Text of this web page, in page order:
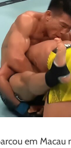
em Macau